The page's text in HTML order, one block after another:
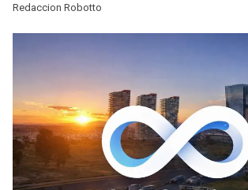
Redaccion Robotto